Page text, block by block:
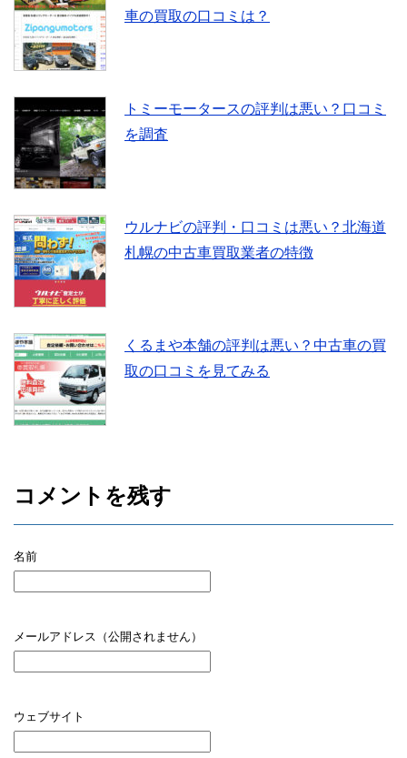
車の買取の口コミは？
トミーモータースの評判は悪い？口コミ
を調査
ウルナビの評判・口コミは悪い？北海道
札幌の中古車買取業者の特徴
くるまや本舗の評判は悪い？中古車の買
取の口コミを見てみる
コメントを残す
名前
メールアドレス（公開されません）
ウェブサイト